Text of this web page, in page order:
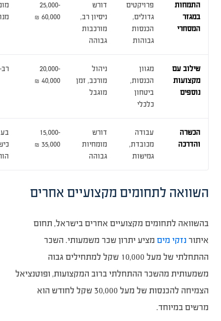
התמחות
במגזר
המסחרי
פרויקטים
גדולים,
הכנסות
גבוהות
דורש
ניסיון רב,
מורכבות
גבוהה
25,000-
60,000 ₪
שילוב עם
מקצועות
נוספים
מגוון
הכנסות,
ביטחון
כלכלי
ניהול
מורכב, זמן
מוגבל
20,000-
40,000 ₪
הכשרה
והדרכה
עבודה
מכובדת,
גמישות
דורש
מומחיות
גבוהה
15,000-
35,000 ₪
השוואה לתחומים מקצועיים אחרים
בהשוואה לתחומים מקצועיים אחרים בישראל, תחום
איתורנזקי מים מציע יתרון שכר משמעותי. השכר
ההתחלתי של מעל 10,000 שקל למתחילים גבוה
משמעותית מהשכר ההתחלתי ברוב המקצועות, ופוטנציאל
הצמיחה להכנסות של מעל 30,000 שקל לחודש הוא
מרשים במיוחד.